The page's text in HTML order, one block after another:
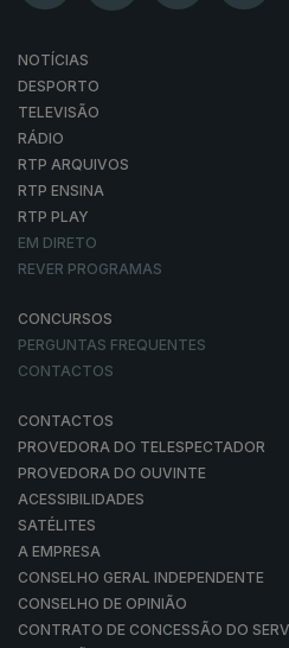
NOTÍCIAS
DESPORTO
TELEVISÃO
RÁDIO
RTP ARQUIVOS
RTP ENSINA
RTP PLAY
EM DIRETO
REVER PROGRAMAS
CONCURSOS
PERGUNTAS FREQUENTES
CONTACTOS
CONTACTOS
PROVEDORA DO TELESPECTADOR
PROVEDORA DO OUVINTE
ACESSIBILIDADES
SATÉLITES
A EMPRESA
CONSELHO GERAL INDEPENDENTE
CONSELHO DE OPINIÃO
CONTRATO DE CONCESSÃO DO